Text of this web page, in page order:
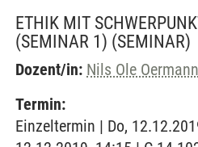
ETHIK MIT
(SEMINAR 1) (SEMINAR)
Dozent/in: Nils Ole Oermann
Termin:
Einzeltermin | Do,